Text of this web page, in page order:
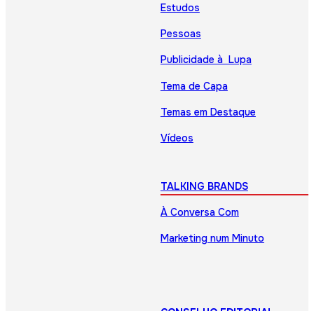
Estudos
Pessoas
Publicidade à Lupa
Tema de Capa
Temas em Destaque
Vídeos
TALKING BRANDS
À Conversa Com
Marketing num Minuto